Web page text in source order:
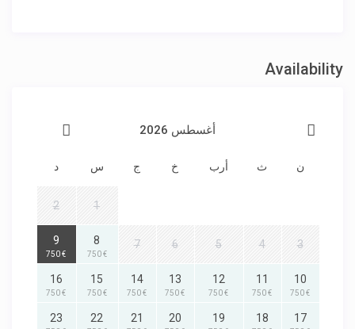
Availability
أغسطس 2026
ن ث أرب خ ج س د
1
2
3
4
5
6
7
8
€ 750
9
€ 750
10
€ 750
11
€ 750
12
€ 750
13
€ 750
14
€ 750
15
€ 750
16
€ 750
17
18
19
20
21
22
23